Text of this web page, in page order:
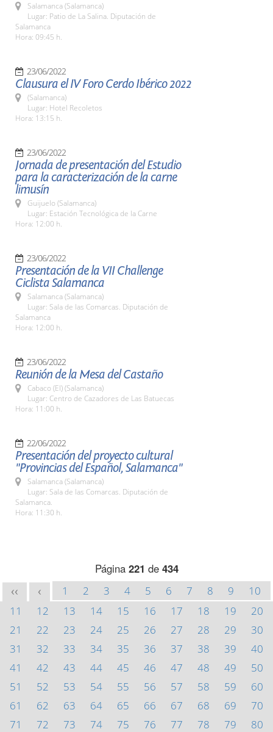
Salamanca (Salamanca)
Lugar: Patio de La Salina. Diputación de
Salamanca
Hora: 09:45 h.
23/06/2022
Clausura el IV Foro Cerdo Ibérico 2022
(Salamanca)
Lugar: Hotel Recoletos
Hora: 13:15 h.
23/06/2022
Jornada de presentación del Estudio
para la caracterización de la carne
limusín
Guijuelo (Salamanca)
Lugar: Estación Tecnológica de la Carne
Hora: 12:00 h.
23/06/2022
Presentación de la VII Challenge
Ciclista Salamanca
Salamanca (Salamanca)
Lugar: Sala de las Comarcas. Diputación de
Salamanca
Hora: 12:00 h.
23/06/2022
Reunión de la Mesa del Castaño
Cabaco (El) (Salamanca)
Lugar: Centro de Cazadores de Las Batuecas
Hora: 11:00 h.
22/06/2022
Presentación del proyecto cultural
"Provincias del Español, Salamanca"
Salamanca (Salamanca)
Lugar: Sala de las Comarcas. Diputación de
Salamanca.
Hora: 11:30 h.
Página 221 de 434
<< < 1 2 3 4 5 6 7 8 9
10
11
12 13 14 15 16 17 18 19
20
21
22 23 24 25 26 27 28 29
30
31
32 33 34 35 36 37 38 39
40
41
42 43 44 45 46 47 48 49
50
51
52 53 54 55 56 57 58 59
60
61
62 63 64 65 66 67 68 69
70
71
72 73 74 75 76 77 78 79
80